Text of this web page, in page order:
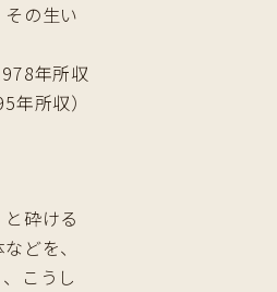
の生い
年所収
所収）
砕ける
どを、
こうし